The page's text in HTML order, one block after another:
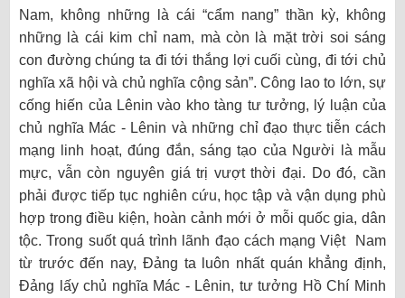
Nam, không những là cái “cẩm nang” thần kỳ, không
những là cái kim chỉ nam, mà còn là mặt trời soi sáng
con đường chúng ta đi tới thắng lợi cuối cùng, đi tới chủ
nghĩa xã hội và chủ nghĩa cộng sản”. Công lao to lớn, sự
cống hiến của Lênin vào kho tàng tư tưởng, lý luận của
chủ nghĩa Mác - Lênin và những chỉ đạo thực tiễn cách
mạng linh hoạt, đúng đắn, sáng tạo của Người là mẫu
mực, vẫn còn nguyên giá trị vượt thời đại. Do đó, cần
phải được tiếp tục nghiên cứu, học tập và vận dụng phù
hợp trong điều kiện, hoàn cảnh mới ở mỗi quốc gia, dân
tộc. Trong suốt quá trình lãnh đạo cách mạng Việt Nam
từ trước đến nay, Đảng ta luôn nhất quán khẳng định,
Đảng lấy chủ nghĩa Mác - Lênin, tư tưởng Hồ Chí Minh